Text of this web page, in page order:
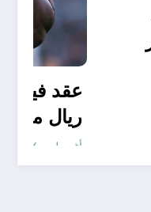
لا يبدع حتى
التحرر